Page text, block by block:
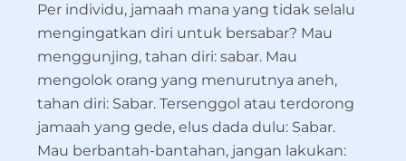
Per individu, jamaah mana yang tidak selalu
mengingatkan diri untuk bersabar? Mau
menggunjing, tahan diri: sabar. Mau
mengolok orang yang menurutnya aneh,
tahan diri: Sabar. Tersenggol atau terdorong
jamaah yang gede, elus dada dulu: Sabar.
Mau berbantah-bantahan, jangan lakukan: